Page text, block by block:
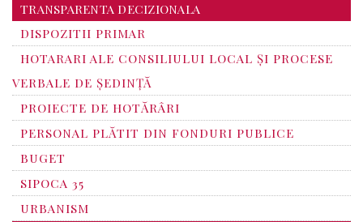
TRANSPARENTA DECIZIONALA
DISPOZITII PRIMAR
HOTARARI ALE CONSILIULUI LOCAL ȘI PROCESE
VERBALE DE ȘEDINȚĂ
PROIECTE DE HOTĂRÂRI
PERSONAL PLĂTIT DIN FONDURI PUBLICE
BUGET
SIPOCA 35
URBANISM